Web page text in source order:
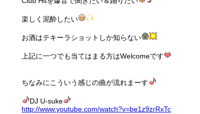
楽しく泥酔したい
お酒はテキーラショットしか知らない
上記に一つでも当てはまる方はWelcomeです
ちなみにこういう感じの曲が流れまーす
DJ U-suke
http://www.youtube.com/watch?v=be1z9zrRxTc